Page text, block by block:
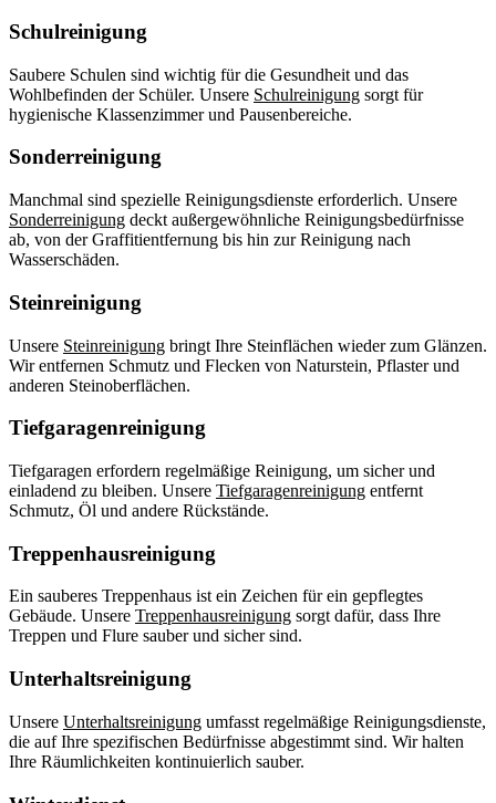
Schulreinigung
Saubere Schulen sind wichtig für die Gesundheit und das
Wohlbefinden der Schüler. Unsere Schulreinigung sorgt für
hygienische Klassenzimmer und Pausenbereiche.
Sonderreinigung
Manchmal sind spezielle Reinigungsdienste erforderlich. Unsere
Sonderreinigung deckt außergewöhnliche Reinigungsbedürfnisse
ab, von der Graffitientfernung bis hin zur Reinigung nach
Wasserschäden.
Steinreinigung
Unsere Steinreinigung bringt Ihre Steinflächen wieder zum Glänzen.
Wir entfernen Schmutz und Flecken von Naturstein, Pflaster und
anderen Steinoberflächen.
Tiefgaragenreinigung
Tiefgaragen erfordern regelmäßige Reinigung, um sicher und
einladend zu bleiben. Unsere Tiefgaragenreinigung entfernt
Schmutz, Öl und andere Rückstände.
Treppenhausreinigung
Ein sauberes Treppenhaus ist ein Zeichen für ein gepflegtes
Gebäude. Unsere Treppenhausreinigung sorgt dafür, dass Ihre
Treppen und Flure sauber und sicher sind.
Unterhaltsreinigung
Unsere Unterhaltsreinigung umfasst regelmäßige Reinigungsdienste,
die auf Ihre spezifischen Bedürfnisse abgestimmt sind. Wir halten
Ihre Räumlichkeiten kontinuierlich sauber.